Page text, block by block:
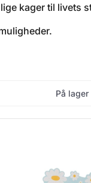
kager til livets
På lager